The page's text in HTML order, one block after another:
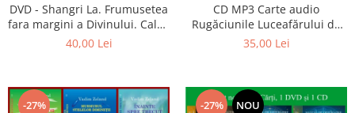
DVD - Shangri La. Frumusetea
fara margini a Divinului. Calea
catre fericire
40,00 Lei
CD MP3 Carte audio
Rugăciunile Luceafărului de
dimineață
35,00 Lei
-27% -27% NOU